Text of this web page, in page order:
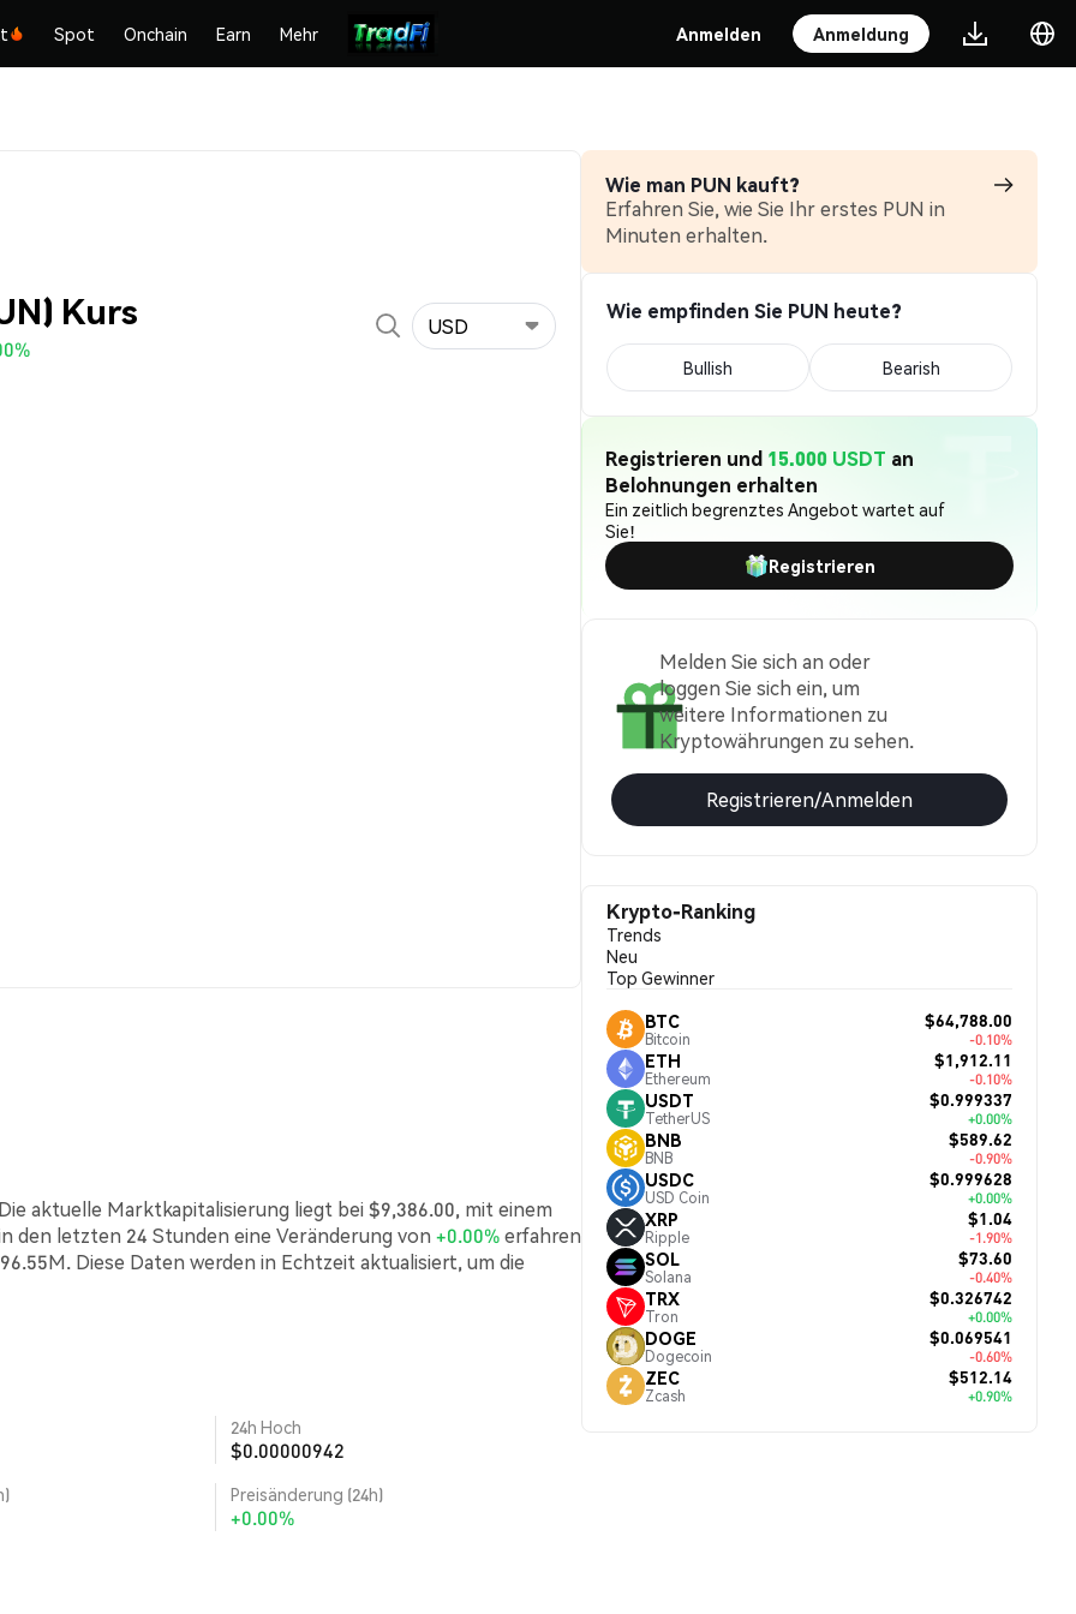
Spot Onchain Earn Mehr Anmelden Anmeldung
Kurs USD
aktuelle Marktkapitalisierung liegt bei $9,386.00, mit einem
den letzten 24 Stunden eine Veränderung von +0.00%erfahren
Diese Daten werden in Echtzeit aktualisiert, um die
24h Hoch
$0.00000942
Preisänderung (24h)
+0.00%
Wie man PUN kauft?
Erfahren Sie, wie Sie Ihr erstes PUN in
Minuten erhalten.
Wie empfinden Sie PUN heute?
Bullish Bearish
Registrieren und 15.000 USDT an
Belohnungen erhalten
Ein zeitlich begrenztes Angebot wartet auf
Sie!
Registrieren
Melden Sie sich an oder
loggen Sie sich ein, um
weitere Informationen zu
Kryptowährungen zu sehen.
Registrieren/Anmelden
Krypto-Ranking
Trends
Neu
Top Gewinner
BTC
Bitcoin
$64,788.00
-0.10%
ETH
Ethereum
$1,912.11
-0.10%
USDT
TetherUS
$0.999337
+0.00%
BNB
BNB
$589.62
-0.90%
USDC
USD Coin
$0.999628
+0.00%
XRP
Ripple
$1.04
-1.90%
SOL
Solana
$73.60
-0.40%
TRX
Tron
$0.326742
+0.00%
DOGE
Dogecoin
$0.069541
-0.60%
ZEC
Zcash
$512.14
+0.90%